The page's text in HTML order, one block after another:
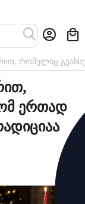
რომელიც
ერთად